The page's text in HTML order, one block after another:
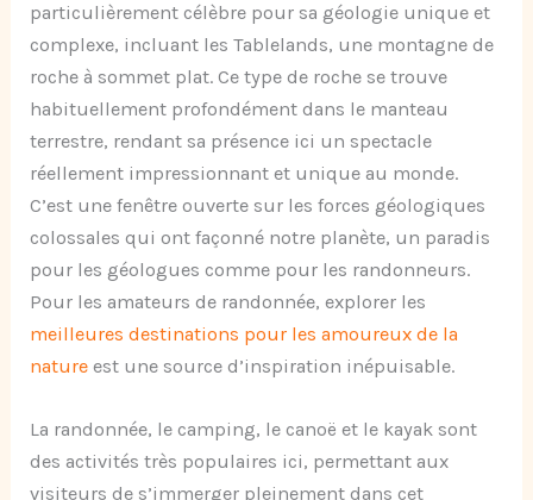
particulièrement célèbre pour sa géologie unique et
complexe, incluant les Tablelands, une montagne de
roche à sommet plat. Ce type de roche se trouve
habituellement profondément dans le manteau
terrestre, rendant sa présence ici un spectacle
réellement impressionnant et unique au monde.
C’est une fenêtre ouverte sur les forces géologiques
colossales qui ont façonné notre planète, un paradis
pour les géologues comme pour les randonneurs.
Pour les amateurs de randonnée, explorer les
meilleures destinations pour les amoureux de la
nature est une source d’inspiration inépuisable.
La randonnée, le camping, le canoë et le kayak sont
des activités très populaires ici, permettant aux
visiteurs de s’immerger pleinement dans cet